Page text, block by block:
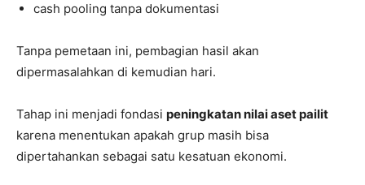
cash pooling tanpa dokumentasi
Tanpa pemetaan ini, pembagian hasil akan
dipermasalahkan di kemudian hari.
Tahap ini menjadi fondasi peningkatan nilai aset pailit
karena menentukan apakah grup masih bisa
dipertahankan sebagai satu kesatuan ekonomi.